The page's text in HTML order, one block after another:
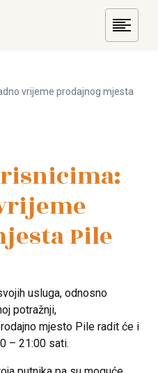
vrijeme prodajnog mjesta
Pile
usluga, odnosno
potražnji,
mjesto Pile radit će i
– 21:00 sati.